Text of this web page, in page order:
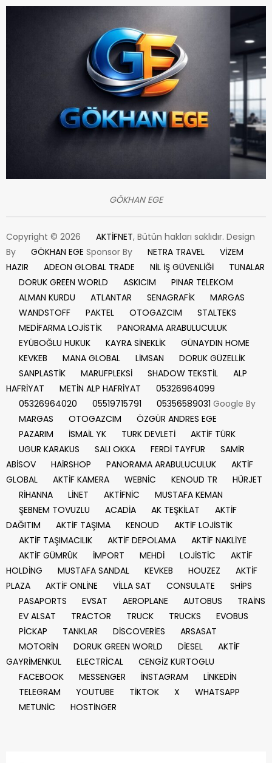
GÖKHAN EGE
Copyright © 2026 AKTİFNET, Bütün hakları saklıdır. Design
By
GÖKHAN EGE Sponsor By NETRA TRAVEL
VİZEM
HAZIR
ADEON GLOBAL TRADE NİL İŞ GÜVENLİĞİ
TUNALAR
DORUK GREEN WORLD
ASKICIM
PINAR TELEKOM
ALMAN KURDU
ATLANTAR SENAGRAFİK
MARGAS
WANDSTOFF
PAKTEL OTOGAZCIM
STALTEKS
MEDİFARMA LOJİSTİK
PANORAMA ARABULUCULUK
EYÜBOĞLU HUKUK
KAYRA SİNEKLİK
GÜNAYDIN HOME
KEVKEB
MANA GLOBAL LİMSAN
DORUK GÜZELLİK
SANPLASTİK
MARUFPLEKSİ SHADOW TEKSTİL
ALP
HAFRİYAT
METİN ALP HAFRİYAT
05326964099
05326964020
05519715791 05356589031 Google By
MARGAS
OTOGAZCIM
ÖZGÜR ANDRES EGE
PAZARIM
İSMAİL YK TURK DEVLETİ
AKTİF TÜRK
UGUR KARAKUS
SALI OKKA FERDİ TAYFUR
SAMİR
ABİSOV
HAİRSHOP PANORAMA ARABULUCULUK
AKTİF
GLOBAL
AKTİF KAMERA WEBNİC KENOUD TR
HÜRJET
RİHANNA
LİNET AKTİFNİC
MUSTAFA KEMAN
ŞEBNEM TOVUZLU
ACADİA AK TEŞKİLAT
AKTİF
DAĞITIM
AKTİF TAŞIMA KENOUD
AKTİF LOJİSTİK
AKTİF TAŞIMACILIK
AKTİF DEPOLAMA
AKTİF NAKLİYE
AKTİF GÜMRÜK
İMPORT MEHDİ LOJİSTİC
AKTİF
HOLDİNG
MUSTAFA SANDAL KEVKEB HOUZEZ
AKTİF
PLAZA
AKTİF ONLİNE VİLLA SAT CONSULATE
SHİPS
PASAPORTS
EVSAT AEROPLANE AUTOBUS
TRAİNS
EV ALSAT
TRACTOR TRUCK TRUCKS
EVOBUS
PİCKAP
TANKLAR DİSCOVERİES
ARSASAT
MOTORİN
DORUK GREEN WORLD DİESEL
AKTİF
GAYRİMENKUL
ELECTRİCAL
CENGİZ KURTOGLU
FACEBOOK
MESSENGER İNSTAGRAM
LİNKEDİN
TELEGRAM
YOUTUBE TİKTOK X
WHATSAPP
METUNİC
HOSTİNGER